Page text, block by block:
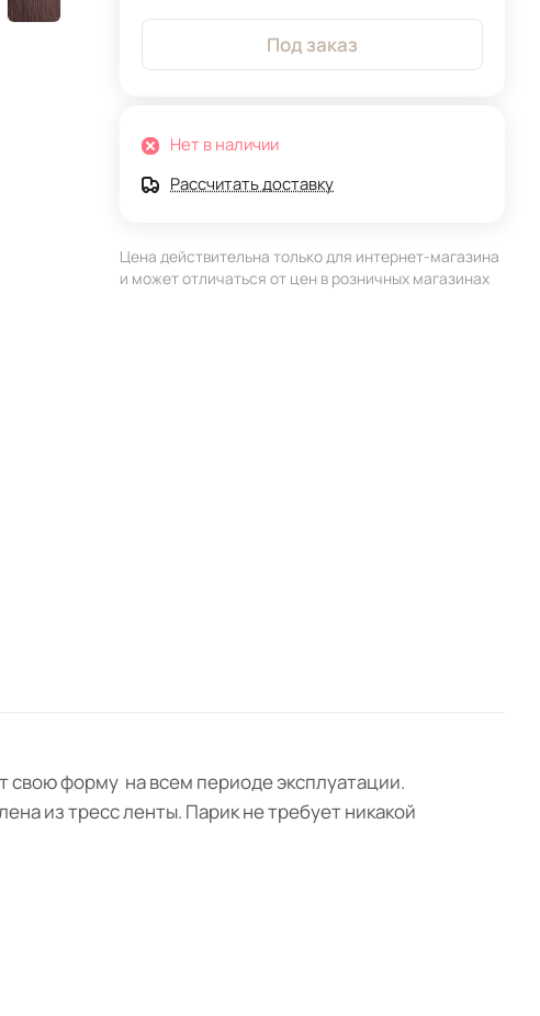
Под заказ
Нет в наличии
Рассчитать доставку
Цена действительна только для интернет-магазина
и может отличаться от цен в розничных магазинах
свою форму на всем периоде эксплуатации.
из тресс ленты. Парик не требует никакой